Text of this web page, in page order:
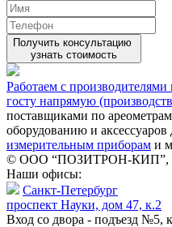
Получить консультацию
узнать стоимость
Работаем с
госту напрямую
поставщиками по
оборудованию и
измерительным приборам и
© ООО “ПОЗИТРОН-КИП”,
Наши офисы:
Санкт-Петербург
проспект Науки, дом 47, к.2
Вход со двора - подъезд №5,